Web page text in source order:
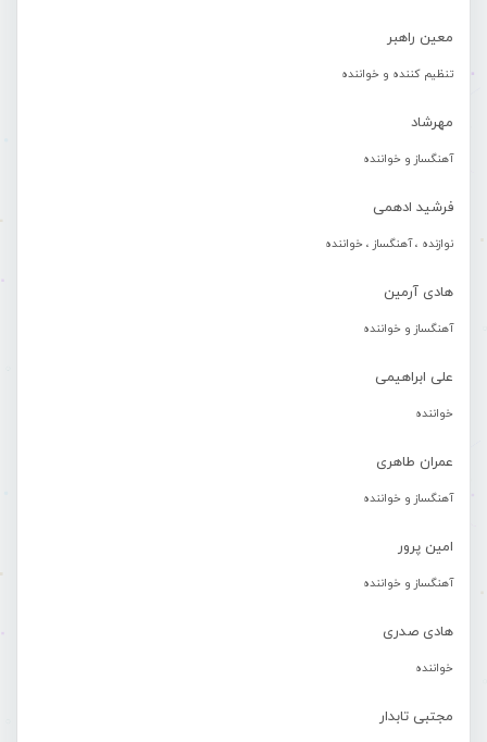
معین راهبر
تنظیم کننده و خواننده
مهرشاد
آهنگساز و خواننده
فرشید ادهمی
نوازنده ، آهنگساز ، خواننده
هادی آرمین
آهنگساز و خواننده
علی ابراهیمی
خواننده
عمران طاهری
آهنگساز و خواننده
امین پرور
آهنگساز و خواننده
هادی صدری
خواننده
مجتبی تابدار